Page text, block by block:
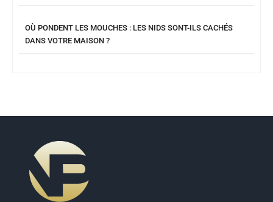
OÙ PONDENT LES MOUCHES : LES NIDS SONT-ILS CACHÉS
DANS VOTRE MAISON ?